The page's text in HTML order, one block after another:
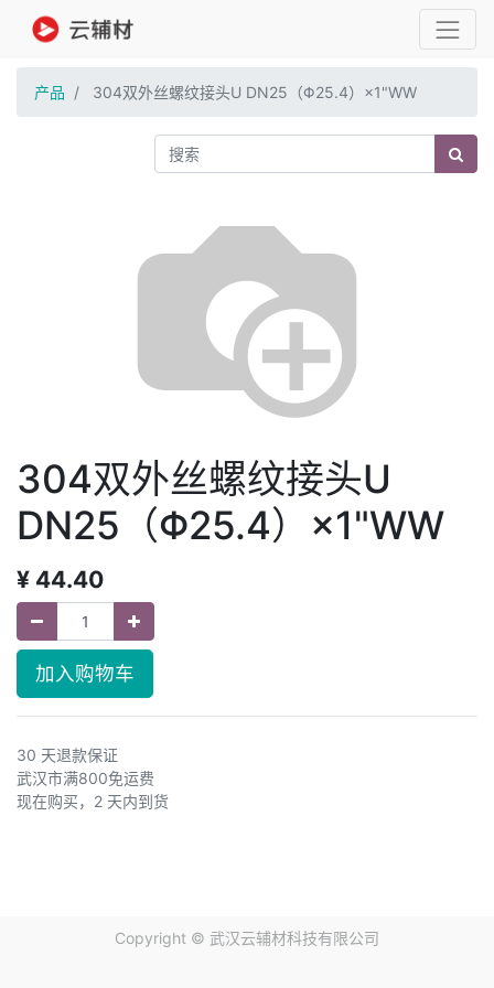
产品 304双外丝螺纹接头U DN25（Φ25.4）×1"WW
304双外丝螺纹接头U
DN25（Φ25.4）×1"WW
¥ 44.40
加入购物车
30 天退款保证
武汉市满800免运费
现在购买，2 天内到货
Copyright © 武汉云辅材科技有限公司